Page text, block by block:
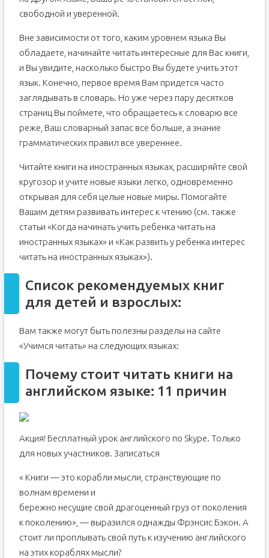
свободной и уверенной.
Вне зависимости от того, каким уровнем языка Вы
обладаете, начинайте читать интересные для Вас книги,
и Вы увидите, насколько быстро Вы будете учить этот
язык. Конечно, первое время Вам придется часто
заглядывать в словарь. Но уже через пару десятков
страниц Вы поймете, что обращаетесь к словарю все
реже, Ваш словарный запас все больше, а знание
грамматических правил все увереннее.
Читайте книги на иностранных языках, расширяйте свой
кругозор и учите новые языки легко, одновременно
открывая для себя целые новые миры. Помогайте
Вашим детям развивать интерес к чтению (см. также
статьи «Когда начинать учить ребенка читать на
иностранных языках» и «Как развить у ребенка интерес
читать на иностранных языках»).
Список рекомендуемых книг
для детей и взрослых:
Вам также могут быть полезны разделы на сайте
«Учимся читать» на следующих языках:
Почему стоит читать книги на
английском языке: 11 причин
Акция! Бесплатный урок английского по Skype. Только
для новых участников. Записаться
« Книги — это корабли мысли, странствующие по
волнам времени и
бережно несущие свой драгоценный груз от поколения
к поколению», — выразился однажды Фрэнсис Бэкон. А
стоит ли проплывать свой путь к изучению английского
на этих кораблях мысли?